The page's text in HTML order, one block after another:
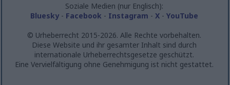
Soziale Medien (nur Englisch):
Bluesky- Facebook - Instagram - X- YouTube
© Urheberrecht 2015-2026. Alle Rechte vorbehalten.
Diese Website und ihr gesamter Inhalt sind durch
internationale Urheberrechtsgesetze geschützt.
Eine Vervielfältigung ohne Genehmigung ist nicht gestattet.